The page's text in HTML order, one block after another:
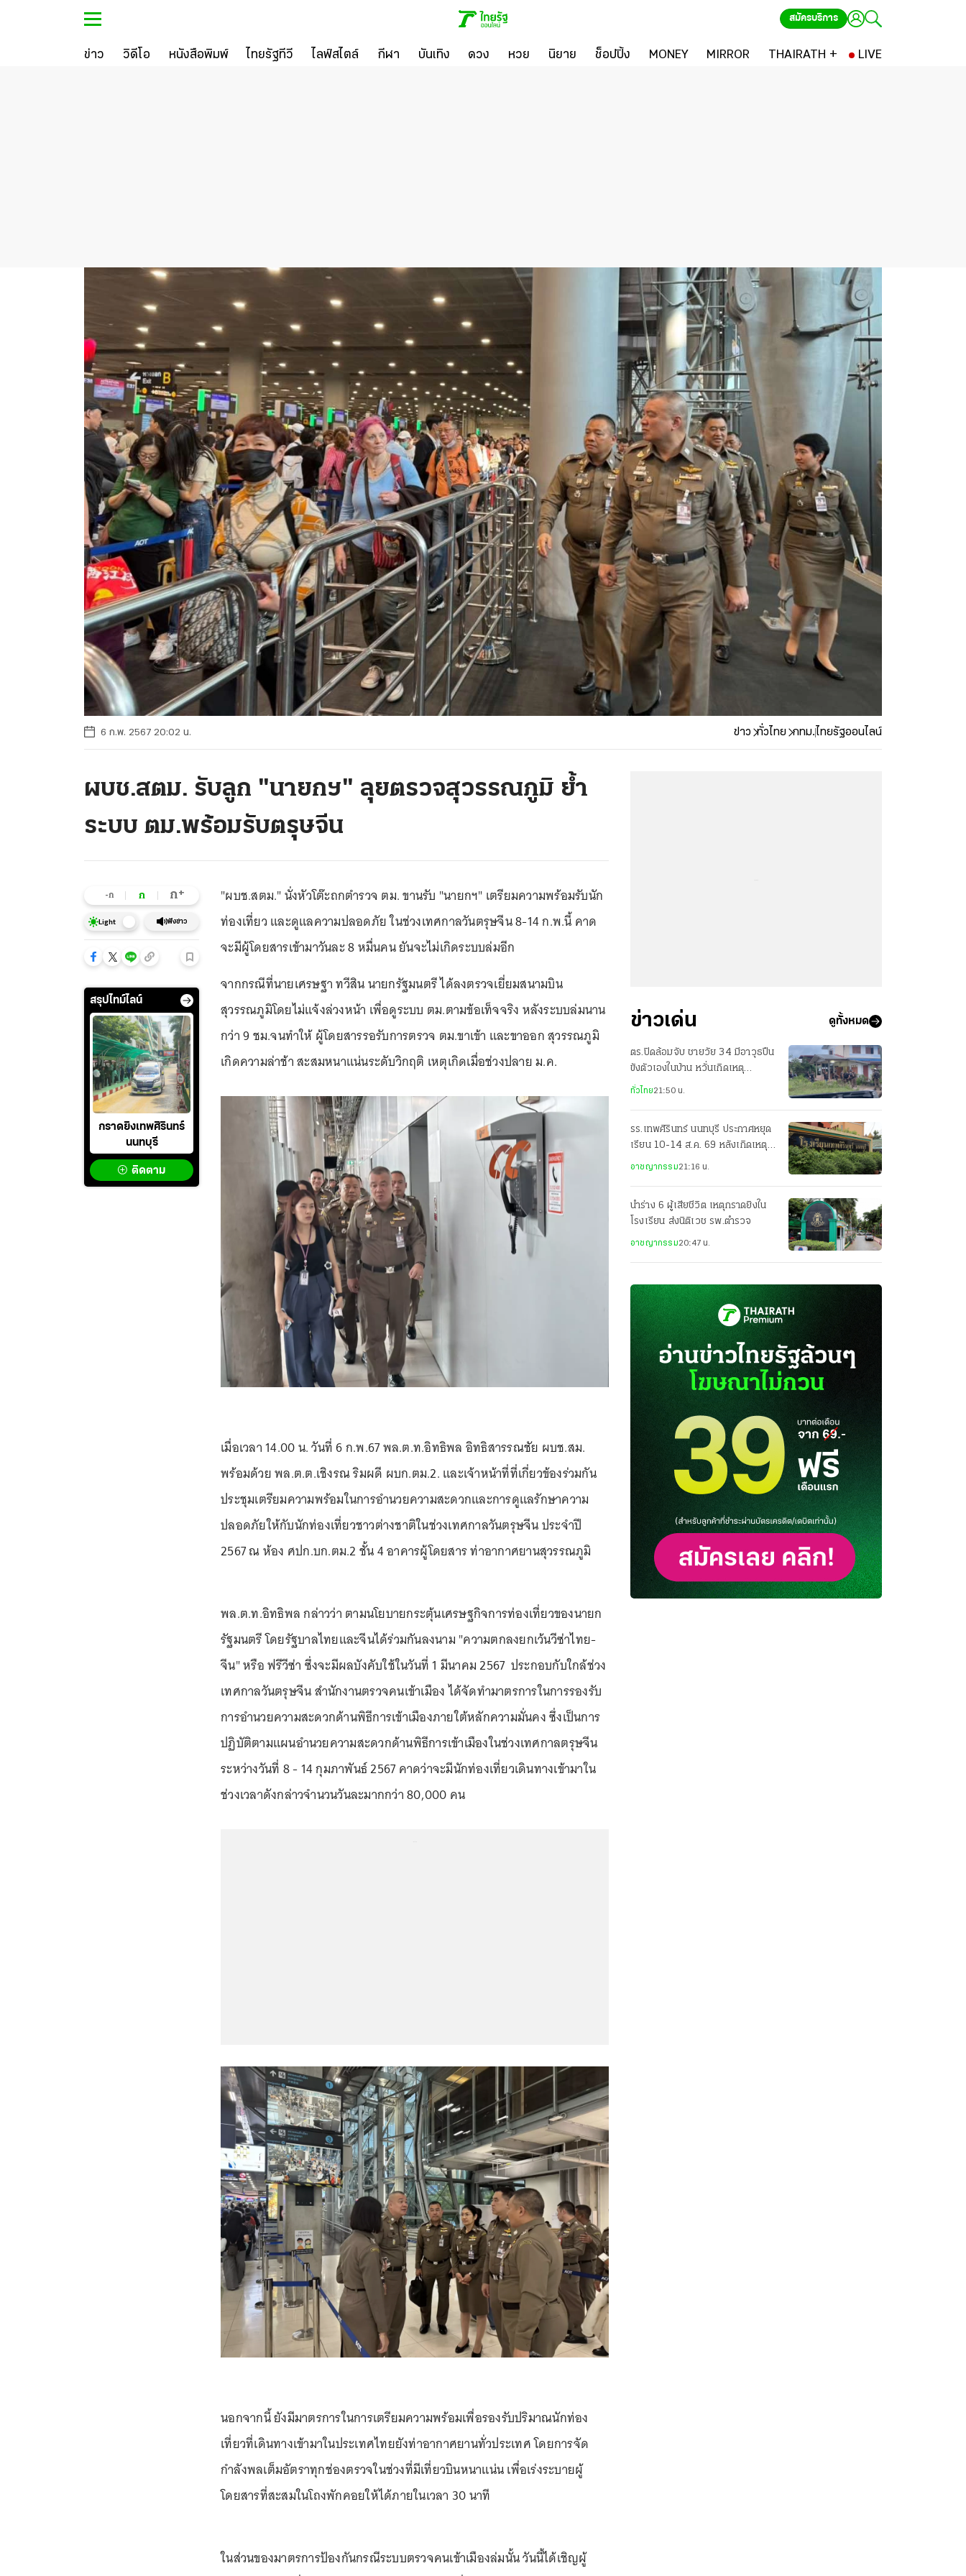
สมัครบริการ
ข่าว วิดีโอ หนังสือพิมพ์ ไทยรัฐทีวี ไลฟ์สไตล์ กีฬา บันเทิง ดวง หวย นิยาย ช็อปปิ้ง MONEY MIRROR THAIRATH + LIVE
6 ก.พ. 2567 20:02 น. ข่าว ทั่วไทย กทม.ไทยรัฐออนไลน์
ผบช.สตม. รับลูก "นายกฯ" ลุยตรวจสุวรรณภูมิ ย้ำ
ระบบ ตม.พร้อมรับตรุษจีน
-ก ก ก+
Light ฟังข่าว
สรุปไทม์ไลน์
กราดยิงเทพศิรินทร์
นนทบุรี
ติดตาม
"ผบช.สตม." นั่งหัวโต๊ะถกตำรวจ ตม. ขานรับ "นายกฯ" เตรียมความพร้อมรับนัก
ท่องเที่ยว และดูแลความปลอดภัย ในช่วงเทศกาลวันตรุษจีน 8-14 ก.พ.นี้ คาด
จะมีผู้โดยสารเข้ามาวันละ 8 หมื่นคน ยันจะไม่เกิดระบบล่มอีก
จากกรณีที่นายเศรษฐา ทวีสิน นายกรัฐมนตรี ได้ลงตรวจเยี่ยมสนามบิน
สุวรรณภูมิโดยไม่แจ้งล่วงหน้า เพื่อดูระบบ ตม.ตามข้อเท็จจริง หลังระบบล่มนาน
กว่า 9 ชม.จนทำให้ ผู้โดยสารรอรับการตรวจ ตม.ขาเข้า และขาออก สุวรรณภูมิ
เกิดความล่าช้า สะสมหนาแน่นระดับวิกฤติ เหตุเกิดเมื่อช่วงปลาย ม.ค.
เมื่อเวลา 14.00 น. วันที่ 6 ก.พ.67 พล.ต.ท.อิทธิพล อิทธิสารรณชัย ผบช.สม.
พร้อมด้วย พล.ต.ต.เชิงรณ ริมผดี ผบก.ตม.2. และเจ้าหน้าที่ที่เกี่ยวข้องร่วมกัน
ประชุมเตรียมความพร้อมในการอำนวยความสะดวกและการดูแลรักษาความ
ปลอดภัยให้กับนักท่องเที่ยวชาวต่างชาติในช่วงเทศกาลวันตรุษจีน ประจำปี
2567 ณ ห้อง ศปก.บก.ตม.2 ชั้น 4 อาคารผู้โดยสาร ท่าอากาศยานสุวรรณภูมิ
พล.ต.ท.อิทธิพล กล่าวว่า ตามนโยบายกระตุ้นเศรษฐกิจการท่องเที่ยวของนายก
รัฐมนตรี โดยรัฐบาลไทยและจีนได้ร่วมกันลงนาม "ความตกลงยกเว้นวีซ่าไทย-
จีน" หรือ ฟรีวีซ่า ซึ่งจะมีผลบังคับใช้ในวันที่ 1 มีนาคม 2567 ประกอบกับใกล้ช่วง
เทศกาลวันตรุษจีน สำนักงานตรวจคนเข้าเมือง ได้จัดทำมาตรการในการรองรับ
การอำนวยความสะดวกด้านพิธีการเข้าเมืองภายใต้หลักความมั่นคง ซึ่งเป็นการ
ปฏิบัติตามแผนอำนวยความสะดวกด้านพิธีการเข้าเมืองในช่วงเทศกาลตรุษจีน
ระหว่างวันที่ 8 - 14 กุมภาพันธ์ 2567 คาดว่าจะมีนักท่องเที่ยวเดินทางเข้ามาใน
ช่วงเวลาดังกล่าวจำนวนวันละมากกว่า 80,000 คน
นอกจากนี้ ยังมีมาตรการในการเตรียมความพร้อมเพื่อรองรับปริมาณนักท่อง
เที่ยวที่เดินทางเข้ามาในประเทศไทยยังท่าอากาศยานทั่วประเทศ โดยการจัด
กำลังพลเต็มอัตราทุกช่องตรวจในช่วงที่มีเที่ยวบินหนาแน่น เพื่อเร่งระบายผู้
โดยสารที่สะสมในโถงพักคอยให้ได้ภายในเวลา 30 นาที
ในส่วนของมาตรการป้องกันกรณีระบบตรวจคนเข้าเมืองล่มนั้น วันนี้ได้เชิญผู้
ข่าวเด่น ดูทั้งหมด
ตร.ปิดล้อมจับ ชายวัย 34 มีอาวุธปืน
ขังตัวเองในบ้าน หวั่นเกิดเหตุ
อันตราย
ทั่วไทย21:50 น.
รร.เทพศิรินทร์ นนทบุรี ประกาศหยุด
เรียน 10-14 ส.ค. 69 หลังเกิดเหตุก
อาชญากรรม21:16 น.
นำร่าง 6 ผู้เสียชีวิต เหตุกราดยิงใน
โรงเรียน ส่งนิติเวช รพ.ตำรวจ
อาชญากรรม20:47 น.